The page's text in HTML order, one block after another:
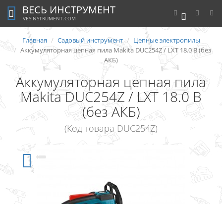
0
ВЕСЬ ИНСТРУМЕНТ
VESINSTRUMENT.COM
Главная Садовый инструмент
Цепные электропилы
Аккумуляторная цепная пила Makita DUC254Z / LXT 18.0 В (без
АКБ)
Аккумуляторная цепная пила
Makita DUC254Z / LXT 18.0 В
(без АКБ)
(Код товара DUC254Z)